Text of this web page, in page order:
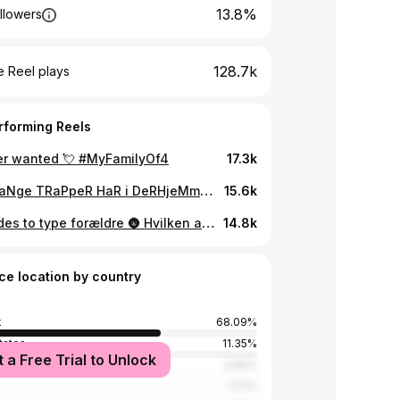
13.8%
Reel plays 128.7k
Reels
wanted 💘 #MyFamilyOf4 17.3k
Hvor MaNge TRaPpeR HaR i DeRHjeMmE? Hva er det sjoveste du er blevet spurgt om? 😆 #børn #comedy #sjov #humor #grin #skuespil #barn #sjovt #leg #reels #danmark 15.6k
Der findes to type forældre 🌚 Hvilken af dem er du? 💖 #comedy #dengang #vs #nu #sjov #humor #skuespil #forældre #børn #barn #mor #far #forhandling #reels #danmark 14.8k
location by country
68.09%
11.35%
a Free Trial to Unlock